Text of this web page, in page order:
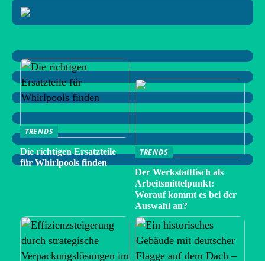
TRENDS
Die richtigen Ersatzteile
für Whirlpools finden
TRENDS
Der Werkstatttisch als
Arbeitsmittelpunkt:
Worauf kommt es bei der
Auswahl an?